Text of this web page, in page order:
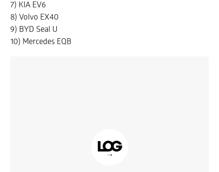
7) KIA EV6
8) Volvo EX40
9) BYD Seal U
10) Mercedes EQB